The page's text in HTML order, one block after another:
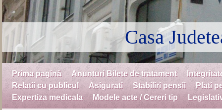
Casa
Menu
Skip to content
Prima pagină Anunturi Bilete de tratament
Relatii cu publicul
Asigurati Stabiliri pensii
Plati
Expertiza medicala
Modele acte / Cereri tip